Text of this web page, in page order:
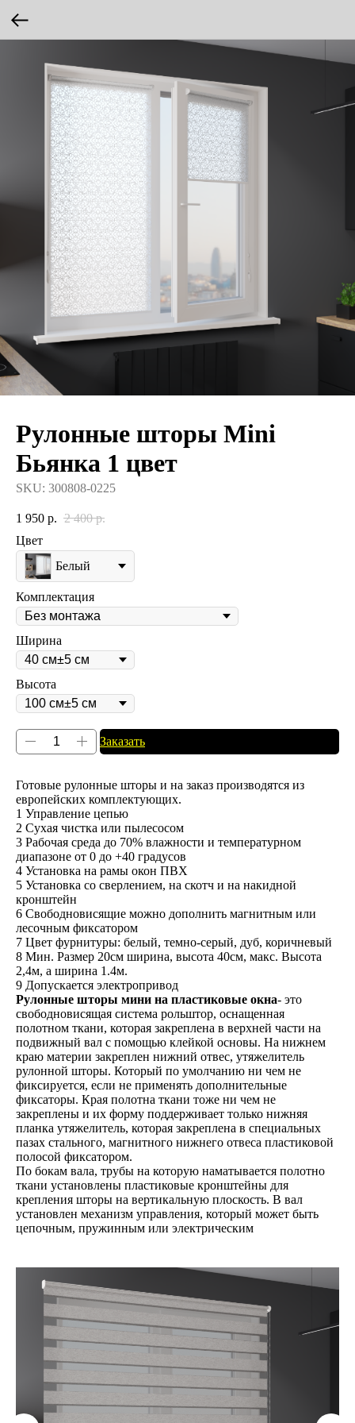
Рулонные шторы Mini
Бьянка 1 цвет
SKU: 300808-0225
1 950 р. 2 400 р.
Цвет
Белый
Комплектация
Ширина
Высота
Заказать
Готовые рулонные шторы и на заказ производятся из
европейских комплектующих.
1 Управление цепью
2 Сухая чистка или пылесосом
3 Рабочая среда до 70% влажности и температурном
диапазоне от 0 до +40 градусов
4 Установка на рамы окон ПВХ
5 Установка со сверлением, на скотч и на накидной
кронштейн
6 Свободновисящие можно дополнить магнитным или
лесочным фиксатором
7 Цвет фурнитуры: белый, темно-серый, дуб, коричневый
8 Мин. Размер 20см ширина, высота 40см, макс. Высота
2,4м, а ширина 1.4м.
9 Допускается электропривод
Рулонные шторы мини на пластиковые окна- это
свободновисящая система рольштор, оснащенная
полотном ткани, которая закреплена в верхней части на
подвижный вал с помощью клейкой основы. На нижнем
краю материи закреплен нижний отвес, утяжелитель
рулонной шторы. Который по умолчанию ни чем не
фиксируется, если не применять дополнительные
фиксаторы. Края полотна ткани тоже ни чем не
закреплены и их форму поддерживает только нижняя
планка утяжелитель, которая закреплена в специальных
пазах стального, магнитного нижнего отвеса пластиковой
полосой фиксатором.
По бокам вала, трубы на которую наматывается полотно
ткани установлены пластиковые кронштейны для
крепления шторы на вертикальную плоскость. В вал
установлен механизм управления, который может быть
цепочным, пружинным или электрическим